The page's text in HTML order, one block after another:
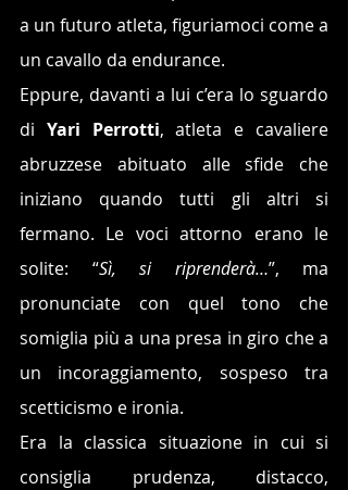
a un futuro atleta, figuriamoci come a
un cavallo da endurance.
Eppure, davanti a lui c’era lo sguardo
di Yari Perrotti, atleta e cavaliere
abruzzese abituato alle sfide che
iniziano quando tutti gli altri si
fermano. Le voci attorno erano le
solite: “Sì, si riprenderà…”, ma
pronunciate con quel tono che
somiglia più a una presa in giro che a
un incoraggiamento, sospeso tra
scetticismo e ironia.
Era la classica situazione in cui si
consiglia prudenza, distacco,